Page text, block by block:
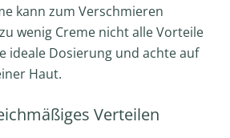
kann zum Verschmieren
wenig Creme nicht alle Vorteile
ideale Dosierung und achte auf
Haut.
Verteilen